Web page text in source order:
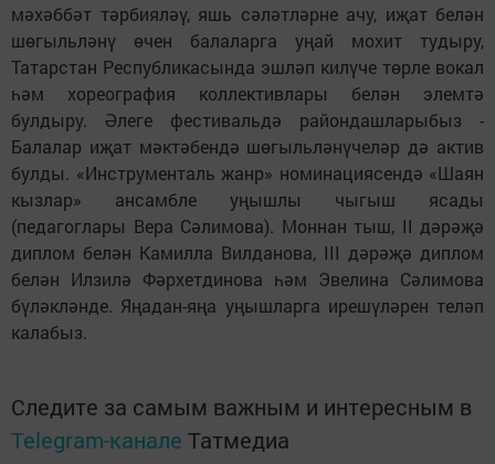
мәхәббәт тәрбияләү, яшь сәләтләрне ачу, иҗат белән
шөгыльләнү өчен балаларга уңай мохит тудыру,
Татарстан Республикасында эшләп килүче төрле вокал
һәм хореография коллективлары белән элемтә
булдыру. Әлеге фестивальдә райондашларыбыз -
Балалар иҗат мәктәбендә шөгыльләнүчеләр дә актив
булды. «Инструменталь жанр» номинациясендә «Шаян
кызлар» ансамбле уңышлы чыгыш ясады
(педагоглары Вера Сәлимова). Моннан тыш, II дәрәҗә
диплом белән Камилла Вилданова, III дәрәҗә диплом
белән Илзилә Фәрхетдинова һәм Эвелина Сәлимова
бүләкләнде. Яңадан-яңа уңышларга ирешүләрен теләп
калабыз.
Следите за самым важным и интересным в
Telegram-канале Татмедиа